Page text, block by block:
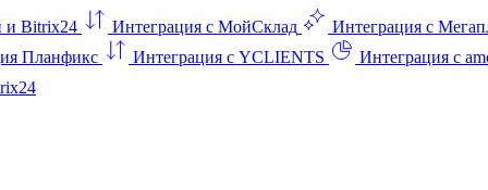
и Bitrix24 Интеграция с МойСклад Интеграция с
Планфикс Интеграция с YCLIENTS
Интеграция с